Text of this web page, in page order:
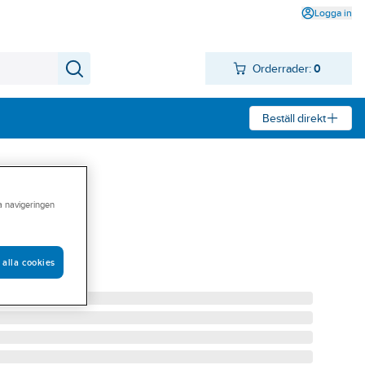
Logga in
Orderrader: 0
Beställ direkt
4X1000MM
navigeringen
alla cookies